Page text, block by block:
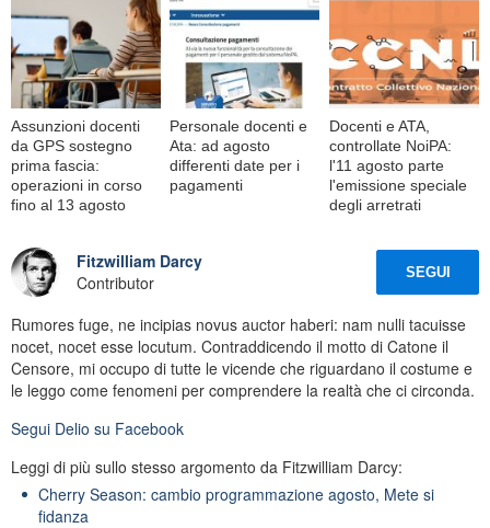
Assunzioni docenti
da GPS sostegno
prima fascia:
operazioni in corso
fino al 13 agosto
Personale docenti e
Ata: ad agosto
differenti date per i
pagamenti
Docenti e ATA,
controllate NoiPA:
l'11 agosto parte
l'emissione speciale
degli arretrati
Fitzwilliam Darcy
Contributor
SEGUI
Rumores fuge, ne incipias novus auctor haberi: nam nulli tacuisse
nocet, nocet esse locutum. Contraddicendo il motto di Catone il
Censore, mi occupo di tutte le vicende che riguardano il costume e
le leggo come fenomeni per comprendere la realtà che ci circonda.
Segui Delio su Facebook
Leggi di più sullo stesso argomento da Fitzwilliam Darcy:
Cherry Season: cambio programmazione agosto, Mete si
fidanza